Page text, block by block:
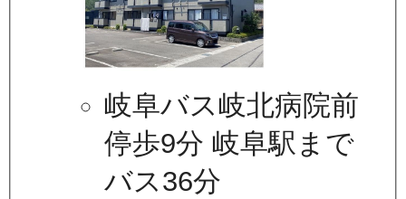
岐阜バス岐北病院前
停歩9分 岐阜駅まで
バス36分